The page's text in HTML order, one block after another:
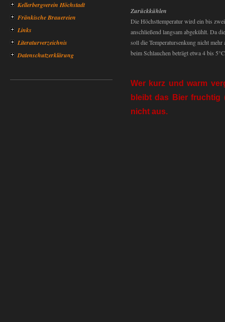
Kellerbergverein Höchstadt
Fränkische Brauereien
Links
Literaturverzeichnis
Datenschutzerklärung
Zurückkühlen
Die Höchsttemperatur wird ein bis
anschließend langsam abgekühlt. Da
soll die Temperatursenkung nicht
beim Schlauchen beträgt etwa 4 bis
Wer kurz und warm
bleibt das Bier fruchtig
nicht aus.